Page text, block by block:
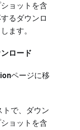
ョットを含
るダウンロ
ます。
ロード
ページに移
トで、ダウン
ョットを含